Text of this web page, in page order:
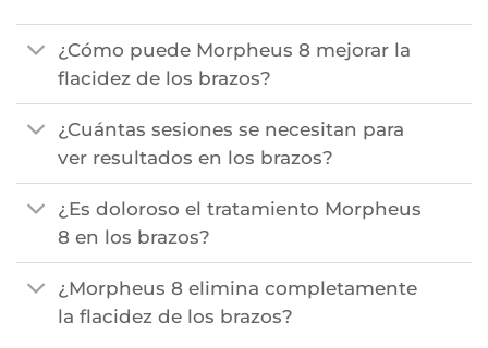
¿Cómo puede Morpheus 8 mejorar la
flacidez de los brazos?
¿Cuántas sesiones se necesitan para
ver resultados en los brazos?
¿Es doloroso el tratamiento Morpheus
8 en los brazos?
¿Morpheus 8 elimina completamente
la flacidez de los brazos?